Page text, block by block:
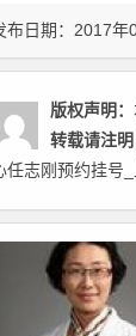
布日期：2017年
版权声明：
转载请注明
任志刚预约挂号